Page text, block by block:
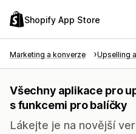
Shopify App Store
Marketing a konverze Upselling
Všechny aplikace pro
s funkcemi pro balíčky
Lákejte je na novější